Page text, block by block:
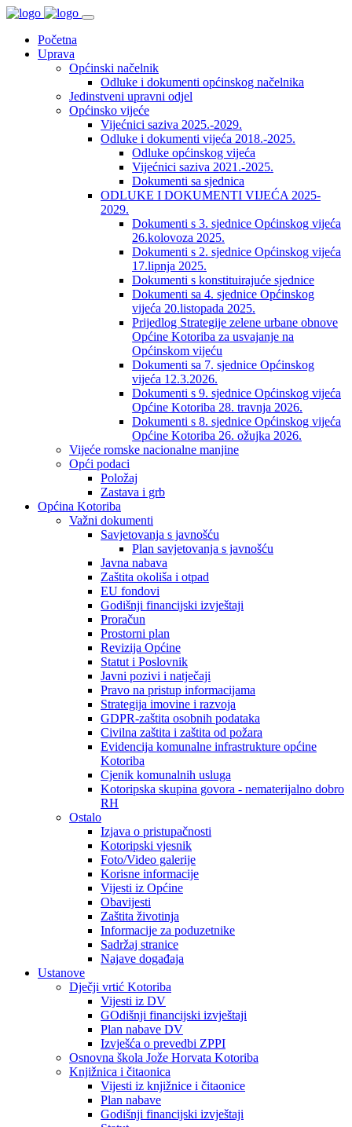
Početna
Uprava
Općinski načelnik
Odluke i dokumenti općinskog načelnika
Jedinstveni upravni odjel
Općinsko vijeće
Vijećnici saziva 2025.-2029.
Odluke i dokumenti vijeća 2018.-2025.
Odluke općinskog vijeća
Vijećnici saziva 2021.-2025.
Dokumenti sa sjednica
ODLUKE I DOKUMENTI VIJEĆA 2025-
2029.
Dokumenti s 3. sjednice Općinskog vijeća
26.kolovoza 2025.
Dokumenti s 2. sjednice Općinskog vijeća
17.lipnja 2025.
Dokumenti s konstituirajuće sjednice
Dokumenti sa 4. sjednice Općinskog
vijeća 20.listopada 2025.
Prijedlog Strategije zelene urbane obnove
Općine Kotoriba za usvajanje na
Općinskom vijeću
Dokumenti sa 7. sjednice Općinskog
vijeća 12.3.2026.
Dokumenti s 9. sjednice Općinskog vijeća
Općine Kotoriba 28. travnja 2026.
Dokumenti s 8. sjednice Općinskog vijeća
Općine Kotoriba 26. ožujka 2026.
Vijeće romske nacionalne manjine
Opći podaci
Položaj
Zastava i grb
Općina Kotoriba
Važni dokumenti
Savjetovanja s javnošću
Plan savjetovanja s javnošću
Javna nabava
Zaštita okoliša i otpad
EU fondovi
Godišnji financijski izvještaji
Proračun
Prostorni plan
Revizija Općine
Statut i Poslovnik
Javni pozivi i natječaji
Pravo na pristup informacijama
Strategija imovine i razvoja
GDPR-zaštita osobnih podataka
Civilna zaštita i zaštita od požara
Evidencija komunalne infrastrukture općine
Kotoriba
Cjenik komunalnih usluga
Kotoripska skupina govora - nematerijalno dobro
RH
Ostalo
Izjava o pristupačnosti
Kotoripski vjesnik
Foto/Video galerije
Korisne informacije
Vijesti iz Općine
Obavijesti
Zaštita životinja
Informacije za poduzetnike
Sadržaj stranice
Najave događaja
Ustanove
Dječji vrtić Kotoriba
Vijesti iz DV
GOdišnji financijski izvještaji
Plan nabave DV
Izvješća o prevedbi ZPPI
Osnovna škola Jože Horvata Kotoriba
Knjižnica i čitaonica
Vijesti iz knjižnice i čitaonice
Plan nabave
Godišnji financijski izvještaji